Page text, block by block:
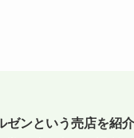
ゼンという売店を紹介